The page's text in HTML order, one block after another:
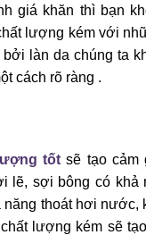
giá khăn thì bạn
lượng kém với
làn da chúng ta
cách rõ ràng .
tốt sẽ tạo cảm
lẽ, sợi bông có khả
năng thoát hơi nước,
lượng kém sẽ